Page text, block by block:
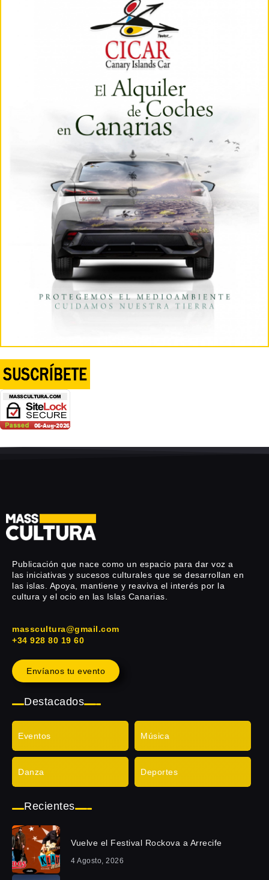
Publicación que nace como un espacio para dar voz a
las iniciativas y sucesos culturales que se desarrollan en
las islas. Apoya, mantiene y reaviva el interés por la
cultura y el ocio en las Islas Canarias.
masscultura@gmail.com
+34 928 80 19 60
Envíanos tu evento
Destacados
Eventos Música
Danza Deportes
Recientes
Vuelve el Festival Rockova a Arrecife
4 Agosto, 2026